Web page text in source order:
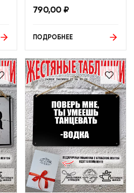
790,00 ₽
ПОДРОБНЕЕ